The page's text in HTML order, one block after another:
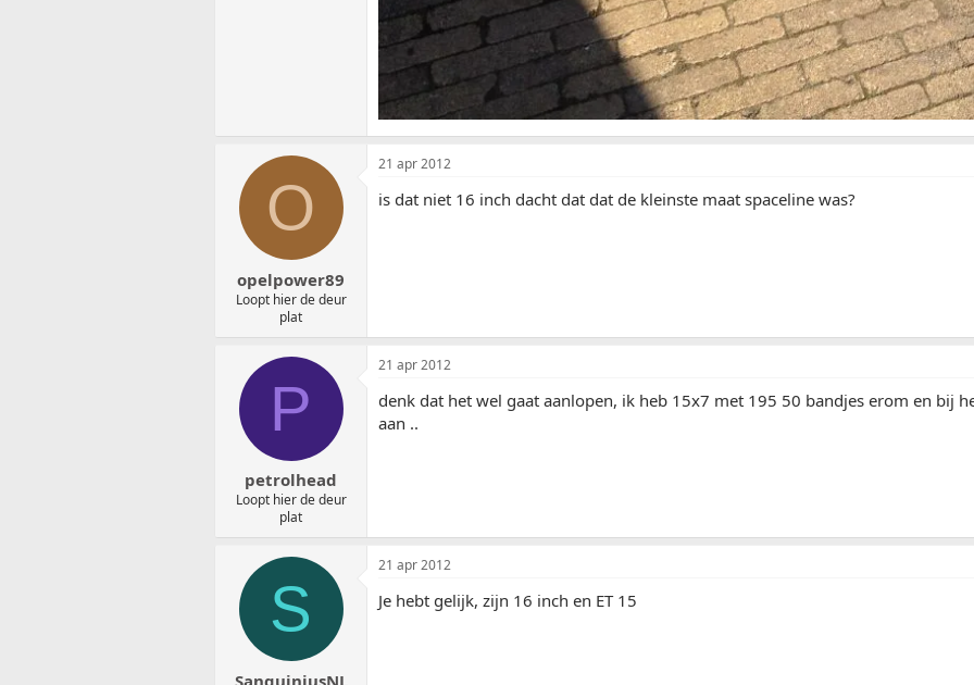
O
opelpower89
Loopt hier de deur
plat
21 apr 2012
is dat niet 16 inch dacht dat dat de kleinste maat spaceline was?
P
petrolhead
Loopt hier de deur
plat
21 apr 2012
denk dat het wel gaat aanlopen, ik heb 15x7 met 195 50 bandjes erom en bij
aan ..
S
SanguiniusNL
21 apr 2012
Je hebt gelijk, zijn 16 inch en ET 15